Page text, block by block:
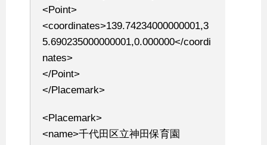
<Point>
<coordinates>139.74234000000001,3
5.690235000000001,0.000000</coordi
nates>
</Point>
</Placemark>
<Placemark>
<name>千代田区立神田保育園